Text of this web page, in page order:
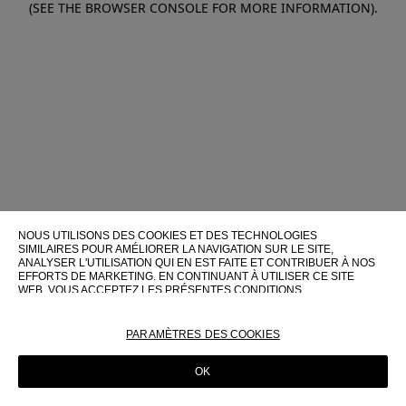
(SEE THE BROWSER CONSOLE FOR MORE INFORMATION).
NOUS UTILISONS DES COOKIES ET DES TECHNOLOGIES
SIMILAIRES POUR AMÉLIORER LA NAVIGATION SUR LE SITE,
ANALYSER L'UTILISATION QUI EN EST FAITE ET CONTRIBUER À NOS
EFFORTS DE MARKETING. EN CONTINUANT À UTILISER CE SITE
WEB, VOUS ACCEPTEZ LES PRÉSENTES CONDITIONS
POUR PLUS D'INFORMATIONS SUR CES TECHNOLOGIES ET LEUR
POLITIQUE EN MATIÈRE DE COOKIES
PARAMÈTRES DES COOKIES
OK